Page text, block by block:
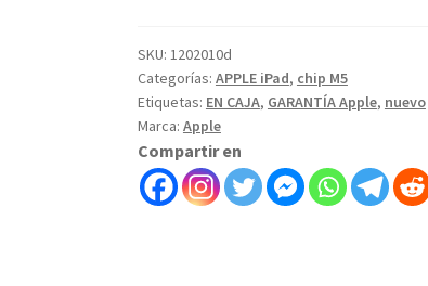
M5
512GB-
Wi-
Fi
Ultra
Retina
SKU: 1202010d
Categorías: APPLE iPad, chip M5
Etiquetas: EN CAJA, GARANTÍA Apple, nuevo
Marca: Apple
Compartir en